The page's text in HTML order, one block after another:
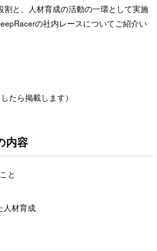
割と、人材育成の活動の一環として実施
の社内レースについてご紹介い
たら掲載します）
内容
と
人材育成